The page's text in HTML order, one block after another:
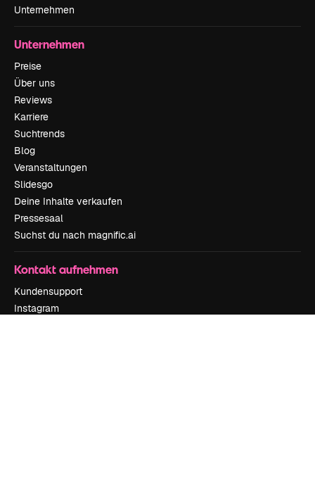
Unternehmen
Unternehmen
Preise
Über uns
Reviews
Karriere
Suchtrends
Blog
Veranstaltungen
Slidesgo
Deine Inhalte verkaufen
Pressesaal
Suchst du nach magnific.ai
Kontakt aufnehmen
Kundensupport
Instagram